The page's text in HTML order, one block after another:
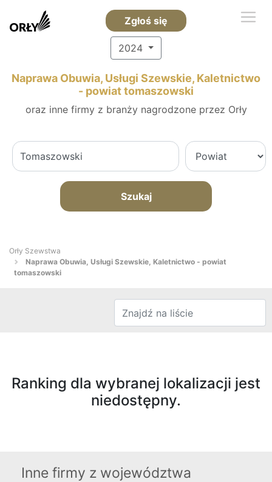
Zgłoś się
2024
Naprawa Obuwia, Usługi Szewskie, Kaletnictwo
- powiat tomaszowski
oraz inne firmy z branży nagrodzone przez Orły
Szukaj
Orły Szewstwa
Naprawa Obuwia, Usługi Szewskie, Kaletnictwo - powiat
tomaszowski
Ranking dla wybranej lokalizacji jest
niedostępny.
Inne firmy z województwa